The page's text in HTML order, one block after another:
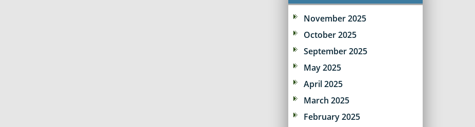
November 2025
October 2025
September 2025
May 2025
April 2025
March 2025
February 2025